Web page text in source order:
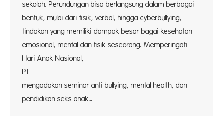
sekolah. Perundungan bisa berlangsung dalam berbagai
bentuk, mulai dari fisik, verbal, hingga cyberbullying,
tindakan yang memiliki dampak besar bagai kesehatan
emosional, mental dan fisik seseorang. Memperingati
Hari Anak Nasional,
PT
mengadakan seminar anti bullying, mental health, dan
pendidikan seks anak…